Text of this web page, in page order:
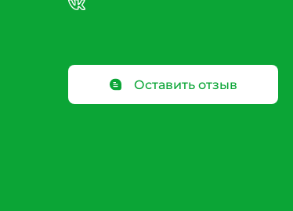
Оставить отзыв